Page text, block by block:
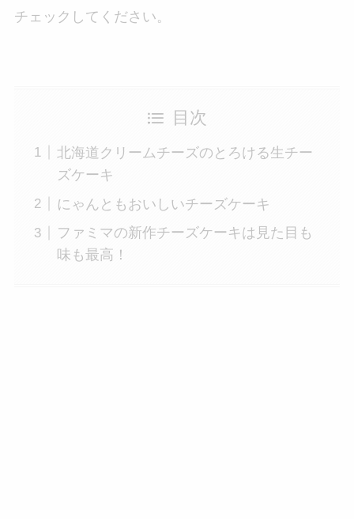
チェックしてください。
目次
北海道クリームチーズのとろける生チー
ズケーキ
にゃんともおいしいチーズケーキ
ファミマの新作チーズケーキは見た目も
味も最高！